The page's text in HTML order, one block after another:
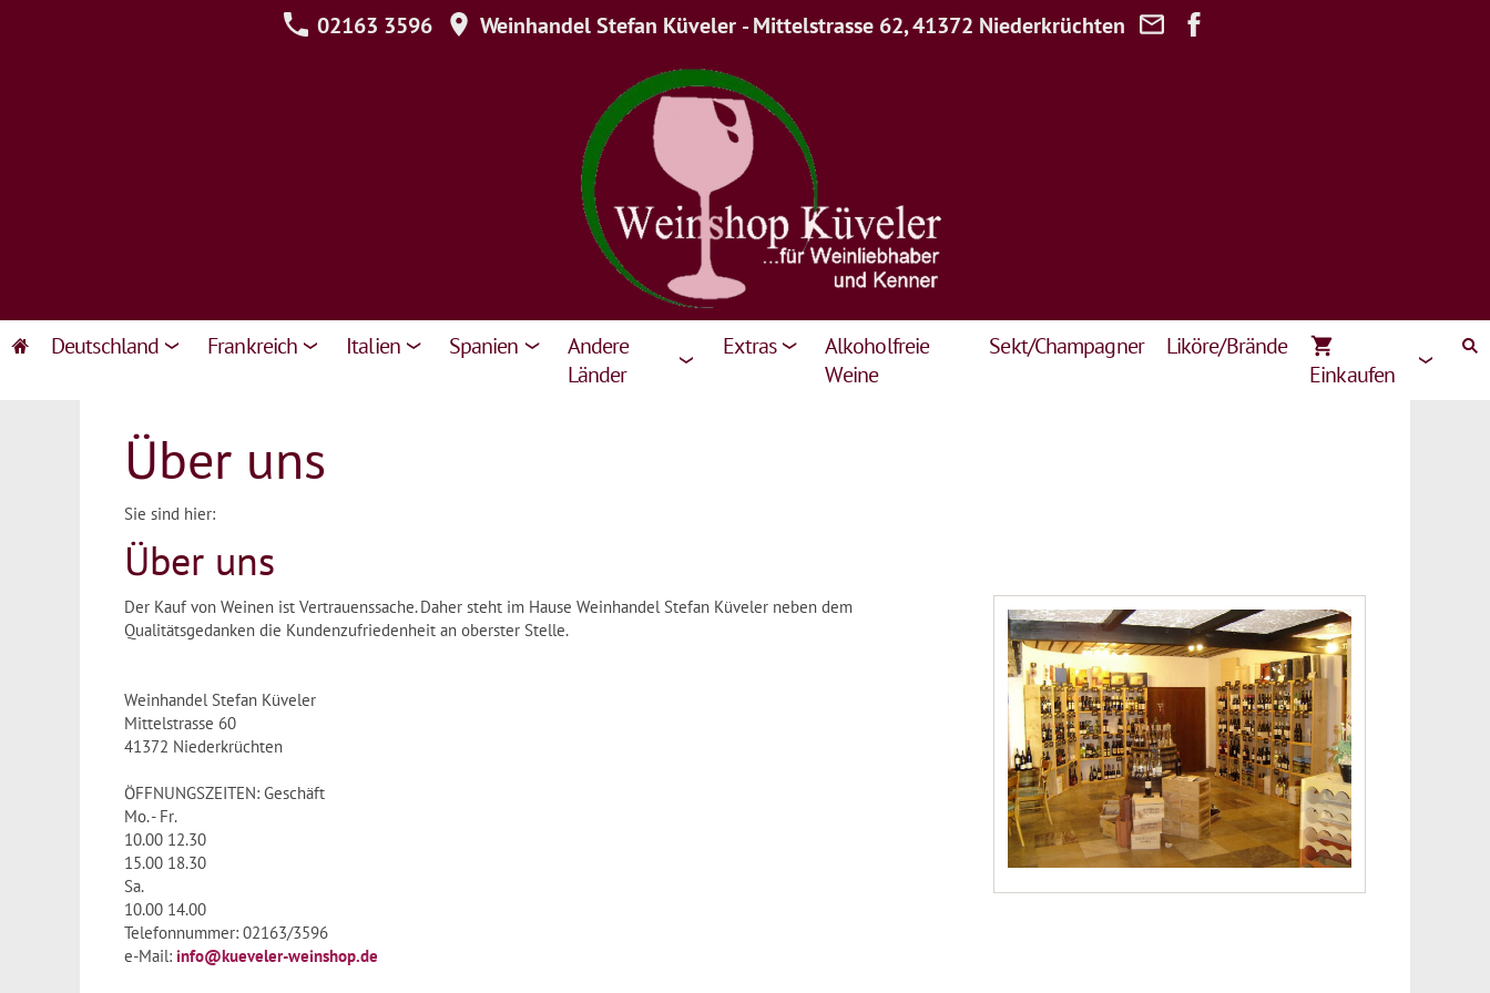
02163 3596 Weinhandel Stefan Küveler - Mittelstrasse 62, 41372 Niederkrüchten
Deutschland Frankreich Italien Spanien
Andere
Länder
Extras
Alkoholfreie
Weine
Sekt/Champagner
Liköre/Brände
Einkaufen
Über uns
Sie sind hier:
Über uns
Der Kauf von Weinen ist Vertrauenssache. Daher steht im Hause Weinhandel Stefan Küveler neben dem
Qualitätsgedanken die Kundenzufriedenheit an oberster Stelle.
Weinhandel Stefan Küveler
Mittelstrasse 60
41372 Niederkrüchten
ÖFFNUNGSZEITEN: Geschäft
Mo. - Fr.
10.00 12.30
15.00 18.30
Sa.
10.00 14.00
Telefonnummer: 02163/3596
e-Mail: info@kueveler-weinshop.de